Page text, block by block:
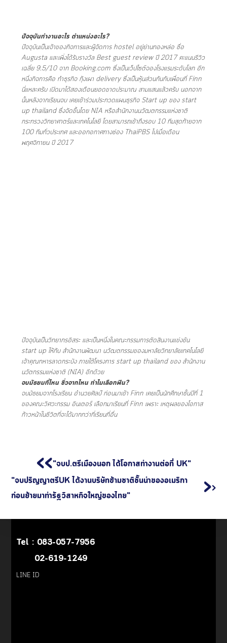
ปัจจุบันทำงานอะไร ตำแหน่งอะไร?
ปัจจุบันเป็นเจ้าของกิจการและผู้จัดการ hostel อยู่ย่านทองหล่อ ชื่อ
Augusta และเพิ่งได้รับรางวัล Best guest review ปี 2017 คะแนนรีวิว
เฉลี่ย 9.5/10 จาก Booking.com ซึ่งเป็นเว็ปไซต์จองโรงแรมระดับโลก อีก
หนึ่งกิจการคือ ทำธุรกิจ กุ้งเผา delivery ซึ่งเป็นหุ้นส่วนกันกับเพื่อนที่ Finn
นี่แหละครับ เปิดมาได้สองเดือนยอดขาดประมาณ สามแสนแล้วครับ นอกจาก
นั้นหลังจากเรียนจบ เคยเข้าร่วมประกวดแผนธุรกิจ Start up ของ start
up thailand ซึ่งจัดขึ้นโดย NIA หรือสำนักงานนวัฒตกรรมแห่งชาติ
กระทรวงวิทยาศาตร์และเทคโนโลยี โดยสามารถเข้าถึงรอบ 10 ทีมสุดท้ายจาก
100 ทีมทั่วประเทศ และออกอกาศทางช่อง ThaiPBS ไปเมื่อเดือน
พฤศจิกายน ปี 2017
ปัจจุบันเป็นวิทยากรอิสระ และเป็นหนึ่งในคณะกรรมการตัดสินงานแข่งขัน
start up ให้กับ สำนักงานพัฒนา นวัฒตกรรมของมหาลัยวิทยาลัยเทคโนโลยี
เจ้าคุณทหารลาดกระบัง ภายใต้โครงการ start up thailand ของ สำนักงาน
นวัตกรรมแห่งชาติ (NIA) อีกด้วย
จบมัธยมที่ไหน ซิ่วจากไหน ทำไมเลือกฟิน?
จบมัธยมจากโรงเรียน อำนวยศิลป์ ก่อนมาเข้า Finn เคยเป็นนักศึกษาชั้นปีที่ 1
ของคณะวิศวะกรรม อินเตอร์ เลือกมาเรียนที่ Finn เพราะ เหตุผลของโอกาส
ก้าวหน้าในชีวิตที่จะได้มากกว่าที่เรียนที่อื่น
<<"จบป.ตรีเมืองนอก ได้โอกาสทำงานต่อที่ UK"
"จบปริญญาตรีUK ได้งานบริษัทข้ามชาติชั้นนำของอเมริกา
ก่อนย้ายมาทำรัฐวิสาหกิจใหญ่ของไทย"
>>
Tel : 083-057-7956
02-619-1249
LINE ID